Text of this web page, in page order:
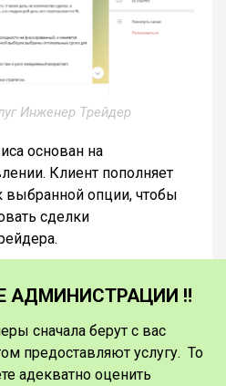
Инженер Трейдер
основан на
Клиент пополняет
выбранной опции, чтобы
сделки
АДМИНИСТРАЦИИ ‼️
сначала берут с вас
предоставляют услугу. То
адекватно оценить